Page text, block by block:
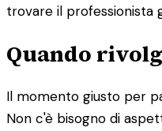
trovare il professionista
Quando
Il momento giusto per
Non c'è bisogno di